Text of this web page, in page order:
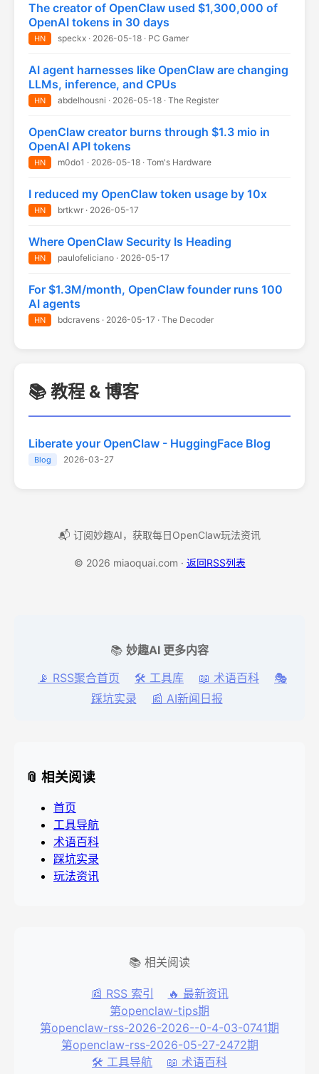
The creator of OpenClaw used $1,300,000 of
OpenAI tokens in 30 days
HN speckx · 2026-05-18 · PC Gamer
AI agent harnesses like OpenClaw are changing
LLMs, inference, and CPUs
HN abdelhousni · 2026-05-18 · The Register
OpenClaw creator burns through $1.3 mio in
OpenAI API tokens
HN m0do1 · 2026-05-18 · Tom's Hardware
I reduced my OpenClaw token usage by 10x
HN brtkwr · 2026-05-17
Where OpenClaw Security Is Heading
HN paulofeliciano · 2026-05-17
For $1.3M/month, OpenClaw founder runs 100
AI agents
HN bdcravens · 2026-05-17 · The Decoder
📚 教程 & 博客
Liberate your OpenClaw - HuggingFace Blog
Blog 2026-03-27
📬 订阅妙趣AI，获取每日OpenClaw玩法资讯
© 2026 miaoquai.com · 返回RSS列表
📚 妙趣AI 更多内容
📡 RSS聚合首页
🛠️ 工具库 📖 术语百科
🎭
踩坑实录
📰 AI新闻日报
📎 相关阅读
首页
工具导航
术语百科
踩坑实录
玩法资讯
📚 相关阅读
📰 RSS 索引
🔥 最新资讯
第openclaw-tips期
第openclaw-rss-2026-2026--0-4-03-0741期
第openclaw-rss-2026-05-27-2472期
🛠️ 工具导航
📖 术语百科